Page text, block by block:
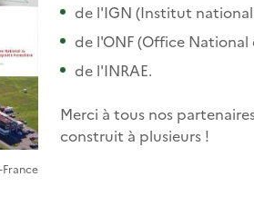
de l'IGN (Institut
de l'ONF (Office National
de l'INRAE.
Merci à tous nos
construit à plusieurs !